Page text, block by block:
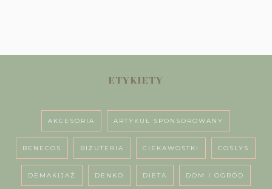
ETYKIETY
AKCESORIA ARTYKUŁ SPONSOROWANY
BENECOS BIŻUTERIA CIEKAWOSTKI COSLYS
DEMAKIJAŻ DENKO DIETA DOM I OGRÓD